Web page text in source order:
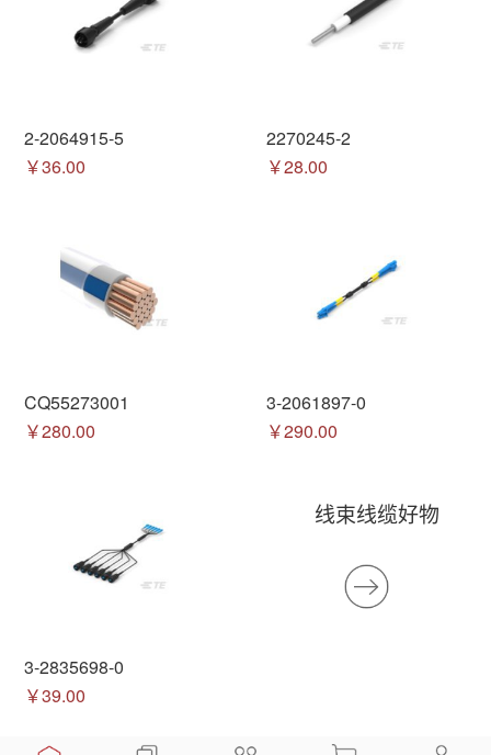
2-2064915-5
￥36.00
2270245-2
￥28.00
CQ55273001
￥280.00
3-2061897-0
￥290.00
3-2835698-0
￥39.00
线束线缆好物